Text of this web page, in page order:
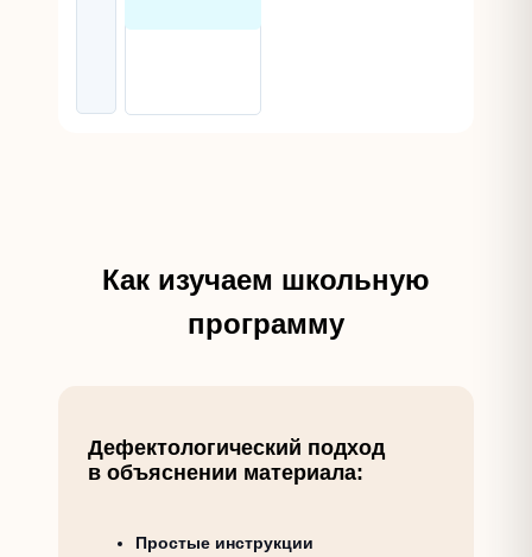
Простые инструкции
Дефектологический подход
в объяснении материала:
Как изучаем школьную
программу